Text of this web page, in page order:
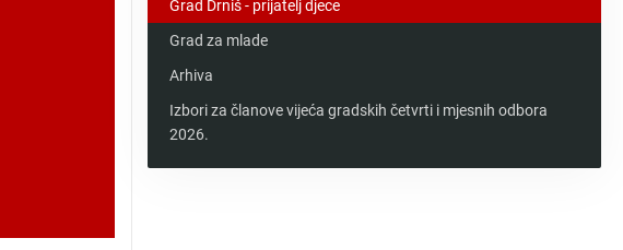
Grad Drniš - prijatelj djece
Grad za mlade
Arhiva
Izbori za članove vijeća gradskih četvrti i mjesnih odbora
2026.